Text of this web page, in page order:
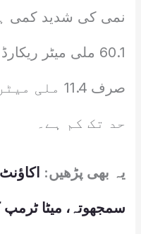
نمی کی شدید کمی
60.1 ملی میٹر
صرف 11.4
حد تک کم ہے۔
یہ بھی پڑھیں: